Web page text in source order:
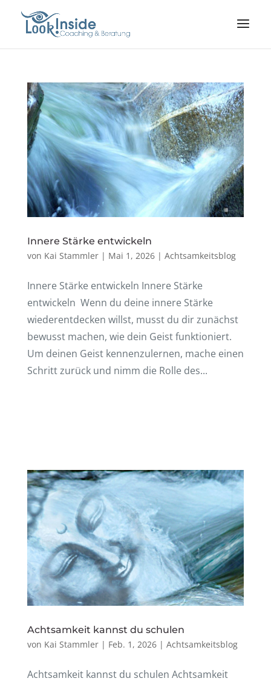
Innere Stärke entwickeln
von Kai Stammler| Mai 1, 2026| Achtsamkeitsblog
Innere Stärke entwickeln Innere Stärke
entwickeln Wenn du deine innere Stärke
wieder­ent­de­cken willst, musst du dir zunächst
bewusst machen, wie dein Geist funk­tio­niert.
Um deinen Geist kennen­zu­ler­nen, mache einen
Schritt zurück und nimm die Rolle des...
Acht­sam­keit kannst du schulen
von Kai Stammler| Feb. 1, 2026| Achtsamkeitsblog
Acht­sam­keit kannst du schulen Acht­sam­keit